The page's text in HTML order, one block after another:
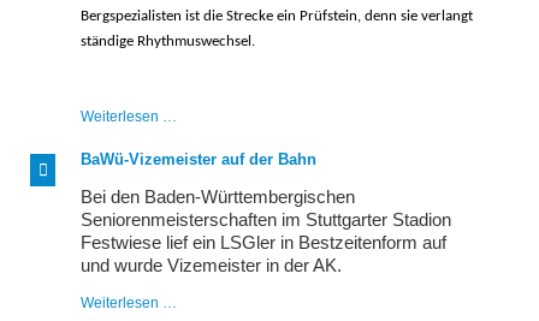
Bergspezialisten ist die Strecke ein Prüfstein, denn sie verlangt
ständige Rhythmuswechsel.
Weiterlesen …
nur
noch
2
BaWü-Vizemeister auf der Bahn
Bei den Baden-Württembergischen
Seniorenmeisterschaften im Stuttgarter Stadion
Festwiese lief ein LSGler in Bestzeitenform auf
und wurde Vizemeister in der AK.
Weiterlesen …